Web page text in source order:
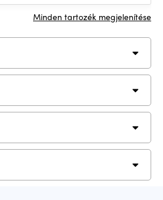
Minden tartozék megjelenítése